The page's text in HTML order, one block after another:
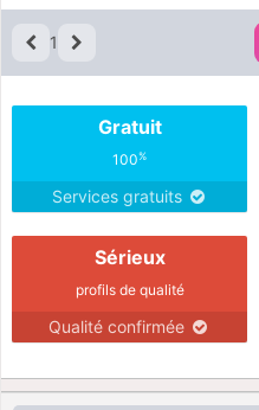
1
Gratuit
100%
Services gratuits
Sérieux
profils de qualité
Qualité confirmée